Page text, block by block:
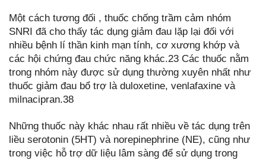
Một cách tương đối , thuốc chống trầm cảm nhóm
SNRI đã cho thấy tác dụng giảm đau lặp lại đối với
nhiều bệnh lí thần kinh mạn tính, cơ xương khớp và
các hội chứng đau chức năng khác.23 Các thuốc nằm
trong nhóm này được sử dụng thường xuyên nhất như
thuốc giảm đau bổ trợ là duloxetine, venlafaxine và
milnacipran.38
Những thuốc này khác nhau rất nhiều về tác dụng trên
liều serotonin (5HT) và norepinephrine (NE), cũng như
trong việc hỗ trợ dữ liệu lâm sàng để sử dụng trong